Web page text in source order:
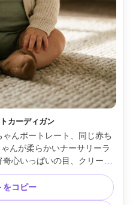
カーディガン
んポートレート、同じ赤ち
んが柔らかいナーサリーラ
心いっぱいの目、クリーム
ジ色のロンパースの上に着
わ髪、木製ベビーベッドと
の窓明かりと柔らかな影、
をコピー